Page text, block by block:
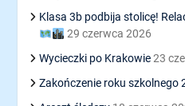
Klasa 3b podbija stolicę!
29 czerwca 2026
Wycieczki po Krakowie 23
Zakończenie roku szkolnego